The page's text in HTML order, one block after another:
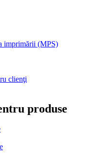
imprimării (MPS)
clienţi
produse